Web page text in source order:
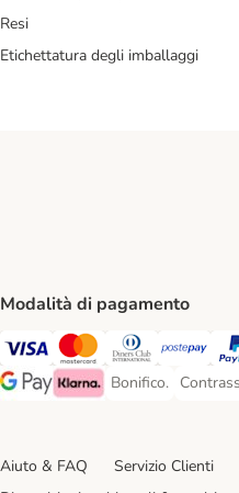
Resi
Etichettatura degli imballaggi
Modalità di pagamento
Visa. Payment Method
Mastercard. Payment
Diners Club.Postepay.
Google Pay Payment Method
Klarna Payment Method
Bonifico.
Bonifico. Payment
Aiuto & FAQ Servizio Clienti